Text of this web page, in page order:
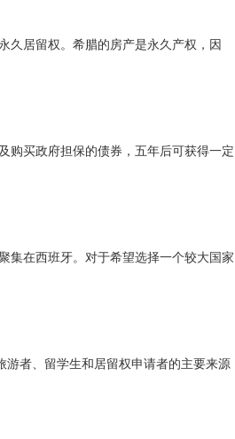
久居留权。希腊的房产是永久产权，因
购买政府担保的债券，五年后可获得一定
集在西班牙。对于希望选择一个较大国家
游者、留学生和居留权申请者的主要来源